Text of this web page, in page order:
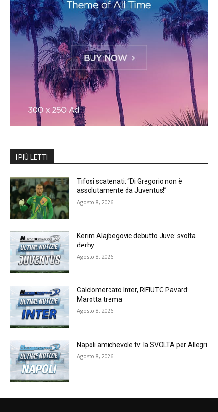
I PIÙ LETTI
Tifosi scatenati: “Di Gregorio non è
assolutamente da Juventus!”
Agosto 8, 2026
Kerim Alajbegovic debutto Juve: svolta
derby
Agosto 8, 2026
Calciomercato Inter, RIFIUTO Pavard:
Marotta trema
Agosto 8, 2026
Napoli amichevole tv: la SVOLTA per Allegri
Agosto 8, 2026